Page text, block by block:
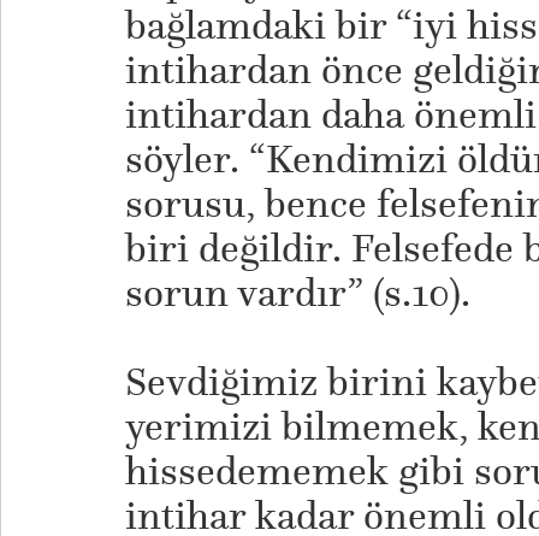
bağlamdaki bir “iyi
intihardan önce
intihardan daha
söyler. “Kendimizi
sorusu, bence
biri değildir. Felsefede
sorun vardır” (s.10).
​​Sevdiğimiz birini
yerimizi bilmemek,
hissedememek gibi
intihar kadar önemli